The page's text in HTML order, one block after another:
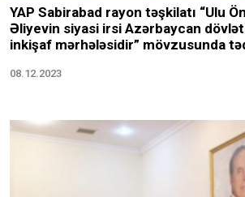
YAP Sabirabad rayon təşkilatı “Ulu
Əliyevin siyasi irsi Azərbaycan
inkişaf mərhələsidir” mövzusunda
08.12.2023